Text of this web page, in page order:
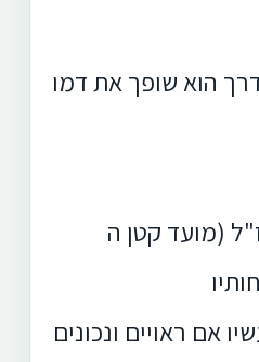
הוא שופך את דמו
(מועד קטן ה
אם ראויים ונכונים